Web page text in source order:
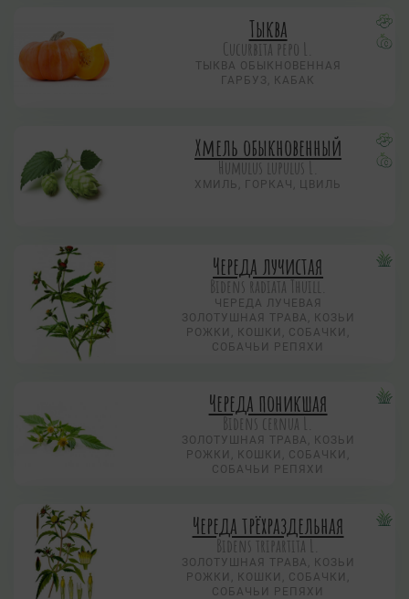
Тыква
Cucurbita pepo L.
ТЫКВА ОБЫКНОВЕННАЯ
ГАРБУЗ, КАБАК
Хмель обыкновенный
Humulus lupulus L.
ХМИЛЬ, ГОРКАЧ, ЦВИЛЬ
Череда лучистая
Bidens radiata Thuill.
ЧЕРЕДА ЛУЧЕВАЯ
ЗОЛОТУШНАЯ ТРАВА, КОЗЬИ
РОЖКИ, КОШКИ, СОБАЧКИ,
СОБАЧЬИ РЕПЯХИ
Череда поникшая
Bidens cernua L.
ЗОЛОТУШНАЯ ТРАВА, КОЗЬИ
РОЖКИ, КОШКИ, СОБАЧКИ,
СОБАЧЬИ РЕПЯХИ
Череда трёхраздельная
Bidens tripartita L.
ЗОЛОТУШНАЯ ТРАВА, КОЗЬИ
РОЖКИ, КОШКИ, СОБАЧКИ,
СОБАЧЬИ РЕПЯХИ